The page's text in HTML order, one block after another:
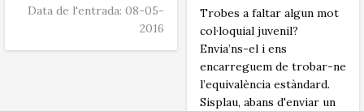
Data de l'entrada: 08-05-
2016
Trobes a faltar algun mot
col·loquial juvenil?
Envia’ns-el i ens
encarreguem de trobar-ne
l’equivalència estàndard.
Sisplau, abans d'enviar un